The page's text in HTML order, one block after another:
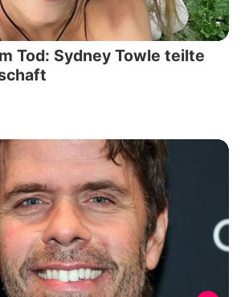
Tod: Sydney Towle teilte